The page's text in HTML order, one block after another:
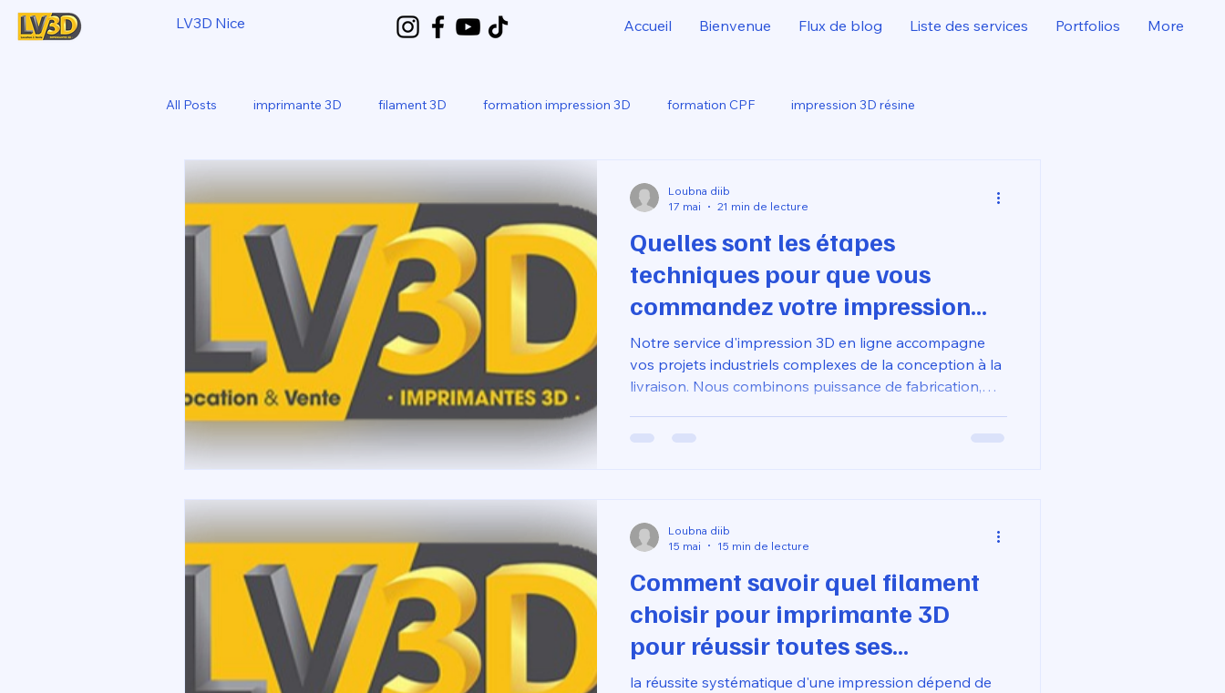
LV3D Nice Accueil Bienvenue Flux de blog Liste des services Portfolios More
All Posts imprimante 3D filament 3D formation impression 3D formation CPF impression 3D résine
Quelles sont les étapes
techniques pour que vous
commandez votre impression
3D et faites vous livrer
directement chez vous grâce à
notre service d'impression 3D en
ligne ?
Notre service d'impression 3D en ligne accompagne
vos projets industriels complexes de la conception à la
livraison. Nous combinons puissance de fabrication,
transformer vos fichiers 3D les plus exigeants en
Loubna diib
17 mai
21 min de lecture
Comment savoir quel filament
choisir pour imprimante 3D
pour réussir toutes ses
impressions en 2026 ?
la réussite systématique d'une impression dépend de
Loubna diib
15 mai
15 min de lecture